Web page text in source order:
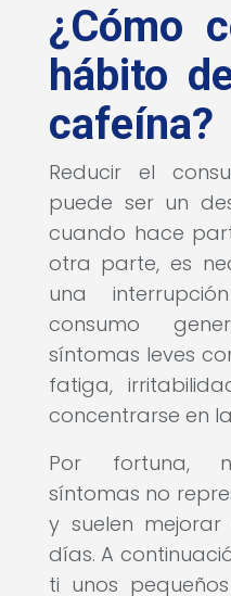
¿Cómo
hábito
cafeína?
Reducir el
puede ser un
cuando hace
otra parte, es
una
consumo
síntomas leves
fatiga,
concentrarse en
Por fortuna,
síntomas no
y suelen
días. A
ti unos